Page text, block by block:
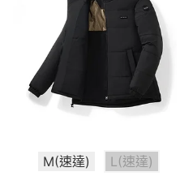
M(速達)
L(速達)